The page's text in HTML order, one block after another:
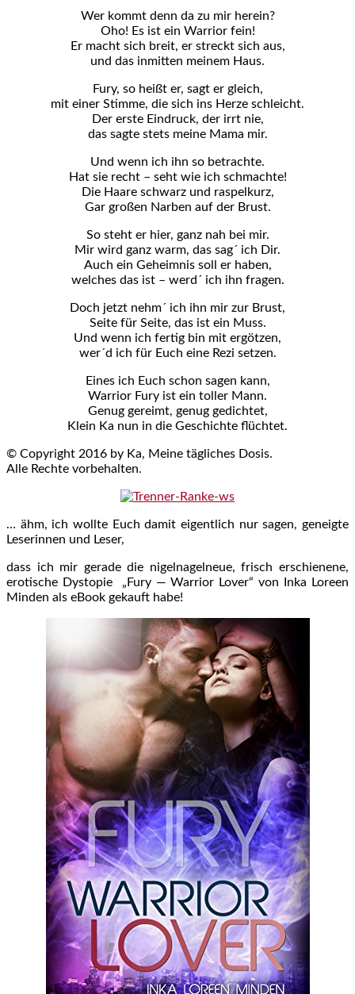
Wer kommt denn da zu mir herein?
Oho! Es ist ein Warrior fein!
Er macht sich breit, er streckt sich aus,
und das inmitten meinem Haus.
Fury, so heißt er, sagt er gleich,
mit einer Stimme, die sich ins Herze schleicht.
Der erste Eindruck, der irrt nie,
das sagte stets meine Mama mir.
Und wenn ich ihn so betrachte.
Hat sie recht – seht wie ich schmachte!
Die Haare schwarz und raspelkurz,
Gar großen Narben auf der Brust.
So steht er hier, ganz nah bei mir.
Mir wird ganz warm, das sag´ ich Dir.
Auch ein Geheimnis soll er haben,
welches das ist – werd´ ich ihn fragen.
Doch jetzt nehm´ ich ihn mir zur Brust,
Seite für Seite, das ist ein Muss.
Und wenn ich fertig bin mit ergötzen,
wer´d ich für Euch eine Rezi setzen.
Eines ich Euch schon sagen kann,
Warrior Fury ist ein toller Mann.
Genug gereimt, genug gedichtet,
Klein Ka nun in die Geschichte flüchtet.
© Copyright 2016 by Ka, Meine tägliches Dosis.
Alle Rechte vorbehalten.
… ähm, ich wollte Euch damit eigentlich nur sagen, geneigte
Leserinnen und Leser,
dass ich mir gerade die nigelnagelneue, frisch erschienene,
erotische Dystopie „Fury — Warrior Lover“ von Inka Loreen
Minden als eBook gekauft habe!